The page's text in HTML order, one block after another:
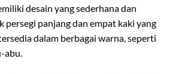
desain yang sederhana dan
persegi panjang dan empat kaki yang
dalam berbagai warna, seperti
abu.